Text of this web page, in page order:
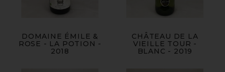
DOMAINE ÉMILE &
ROSE - LA POTION -
2018
CHÂTEAU DE LA
VIEILLE TOUR -
BLANC - 2019